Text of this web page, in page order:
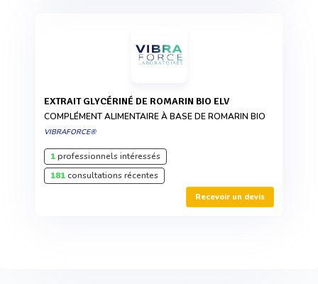
EXTRAIT GLYCÉRINÉ DE ROMARIN BIO ELV
COMPLÉMENT ALIMENTAIRE À BASE DE ROMARIN BIO
VIBRAFORCE®
1professionnels intéressés
181consultations récentes
Recevoir un devis